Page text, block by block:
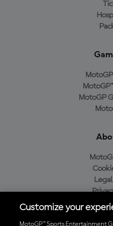
MotoGP
Customize your
MotoGP™ Sports Entertainment